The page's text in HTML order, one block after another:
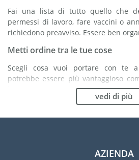
Fai una lista di tutto quello che
permessi di lavoro, fare vaccini o
richiedono preavviso. Essere ben
Metti ordine tra le tue cose
Scegli cosa vuoi portare con te
potrebbe essere più vantaggioso
Scegli la compagnia di
organizzare il tuo trasferimento a
vedi di più
AZIENDA